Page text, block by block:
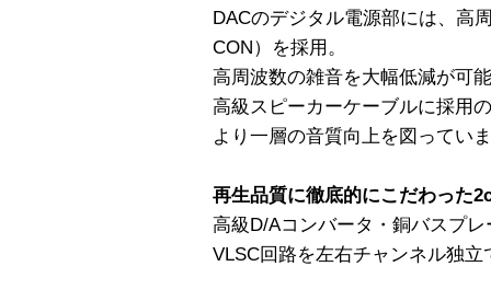
DACのデジタル電源部には、高
CON）を採用。
高周波数の雑音を大幅低減が可
高級スピーカーケーブルに採用
より一層の音質向上を図ってい
再生品質に徹底的にこだわった
高級D/Aコンバータ・銅バスプ
VLSC回路を左右チャンネル独